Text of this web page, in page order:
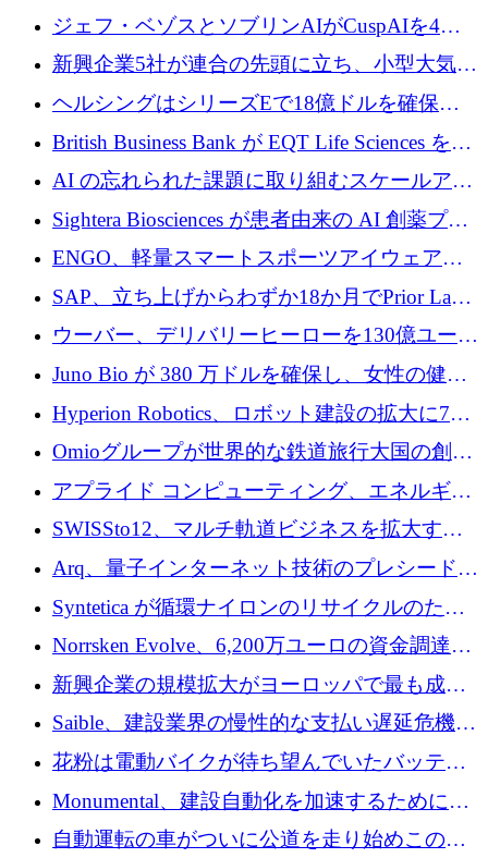
ーズ B に参加し、AI を活用した倉庫自動化を
ジェフ・ベゾスとソブリンAIがCuspAIを4億
5,000万ドルの資金調達で支援
新興企業5社が連合の先頭に立ち、小型大気質
センサーをEUのクリーンエア政策の中心に据
ヘルシングはシリーズEで18億ドルを確保、
ウーバーはデリバリー・ヒーローを130億ユー
ロの契約で買収、レボルトは2027年に米国の
銀行を立ち上げる
British Business Bank が EQT Life Sciences を
2,500 万ユーロのコミットメントで支援
AI の忘れられた課題に取り組むスケールアッ
プを実現: カメラロール
Sightera Biosciences が患者由来の AI 創薬プラ
ットフォームを拡大するために 300 万ユーロ
のプレシードをクローズ
ENGO、軽量スマートスポーツアイウェアの
進歩のために510万ユーロを調達
SAP、立ち上げからわずか18か月でPrior Labs
を10億ユーロ以上の契約で買収
ウーバー、デリバリーヒーローを130億ユーロ
の契約で買収、99か国にまたがるプラットフ
ォームを構築
Juno Bio が 380 万ドルを確保し、女性の健康
専用の初のシーケンスラボを開設
Hyperion Robotics、ロボット建設の拡大に740
万ドルを確保
Omioグループが世界的な鉄道旅行大国の創設
を目指してRail Europeを買収
アプライド コンピューティング、エネルギー
向け基盤 AI の拡張に 2,000 万ドルを調達
SWISSto12、マルチ軌道ビジネスを拡大する
ためにシリーズCで7,000万ドルを調達
Arq、量子インターネット技術のプレシードと
して140万ドルを確保
Syntetica が循環ナイロンのリサイクルのため
にシリーズ A で 3,000 万ドルを調達
Norrsken Evolve、6,200万ユーロの資金調達
後、アムステルダムに根を張る
新興企業の規模拡大がヨーロッパで最も成功
した創業者を生み出す、アントラー氏が発見
Saible、建設業界の慢性的な支払い遅延危機に
対処するために 290 万ポンドを調達
花粉は電動バイクが待ち望んでいたバッテリ
ー交換ネットワークを構築している
Monumental、建設自動化を加速するためにシ
リーズ B で 3,200 万ドルを確保
自動運転の車がついに公道を走り始めこの国